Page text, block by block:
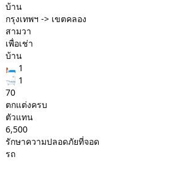
บ้าน
กรุงเทพฯ -> เขตคลอง
สามวา
เพื่อเช่า
บ้าน
🛏 1
🛁 1
70
ตกแต่งครบ
ตัวแทน
6,500
รักษาความปลอดภัยที่จอด
รถ